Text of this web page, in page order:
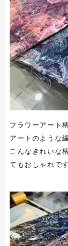
フラワーアート柄
アートのような
こんなきれいな
てもおしゃれで